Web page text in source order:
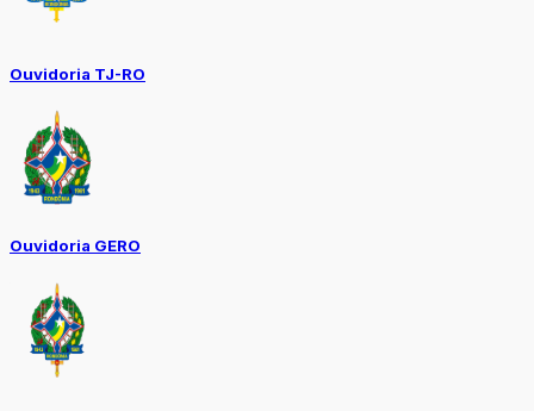
Ouvidoria TJ-RO
Ouvidoria GERO